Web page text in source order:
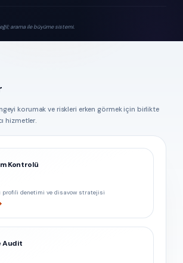
arama ile büyüme sistemi.
korumak ve riskleri erken görmek için birlikte
hizmetler.
Kontrolü
profili denetimi ve disavow stratejisi
Audit